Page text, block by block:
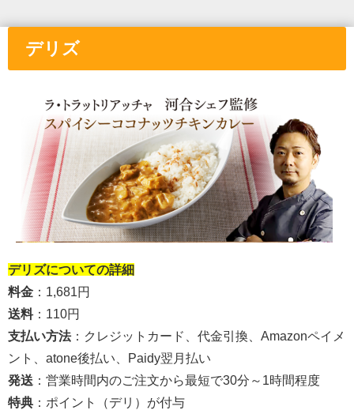
デリズ
デリズについての詳細
料金 ：1,681円
送料： 110円
支払い方法：クレジットカード、 代金引換、Amazonペイメ
ント、atone後払い、Paidy翌月払い
発送 ： 営業時間内のご注文から最短で30分～1時間程度
特典 ： ポイント（デリ）が付与